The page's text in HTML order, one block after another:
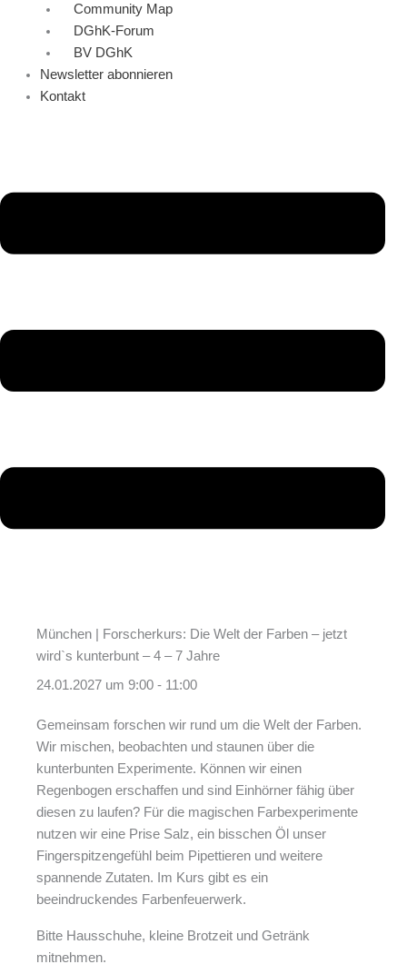
Community Map
DGhK-Forum
BV DGhK
Newsletter abonnieren
Kontakt
München | Forscherkurs: Die Welt der Farben – jetzt
wird`s kunterbunt – 4 – 7 Jahre
24.01.2027 um 9:00 - 11:00
Gemeinsam forschen wir rund um die Welt der Farben.
Wir mischen, beobachten und staunen über die
kunterbunten Experimente. Können wir einen
Regenbogen erschaffen und sind Einhörner fähig über
diesen zu laufen? Für die magischen Farbexperimente
nutzen wir eine Prise Salz, ein bisschen Öl unser
Fingerspitzengefühl beim Pipettieren und weitere
spannende Zutaten. Im Kurs gibt es ein
beeindruckendes Farbenfeuerwerk.
Bitte Hausschuhe, kleine Brotzeit und Getränk
mitnehmen.